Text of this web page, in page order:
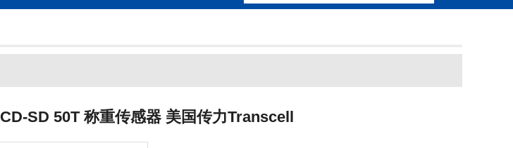
CD-SD 50T 称重传感器 美国传力Transcell